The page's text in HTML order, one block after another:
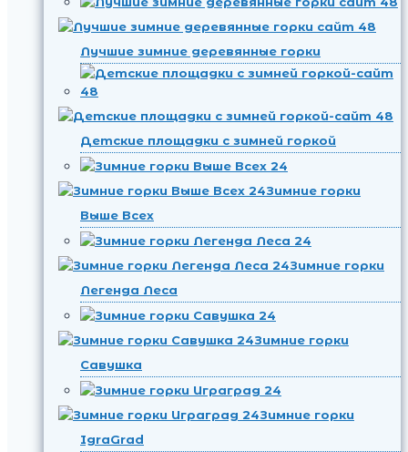
Лучшие зимние деревянные горки
Детские площадки с зимней горкой
Зимние горки
Выше Всех
Зимние горки
Легенда Леса
Зимние горки
Савушка
Зимние горки
IgraGrad